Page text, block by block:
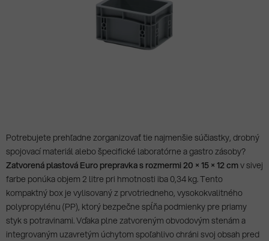
Potrebujete prehľadne zorganizovať tie najmenšie súčiastky, drobný
spojovací materiál alebo špecifické laboratórne a gastro zásoby?
Zatvorená plastová Euro prepravka s rozmermi 20 × 15 × 12 cmv sivej
farbe ponúka objem 2 litre pri hmotnosti iba 0,34 kg. Tento
kompaktný box je vylisovaný z prvotriedneho, vysokokvalitného
polypropylénu (PP), ktorý bezpečne spĺňa podmienky pre priamy
styk s potravinami. Vďaka plne zatvoreným obvodovým stenám a
integrovaným uzavretým úchytom spoľahlivo chráni svoj obsah pred